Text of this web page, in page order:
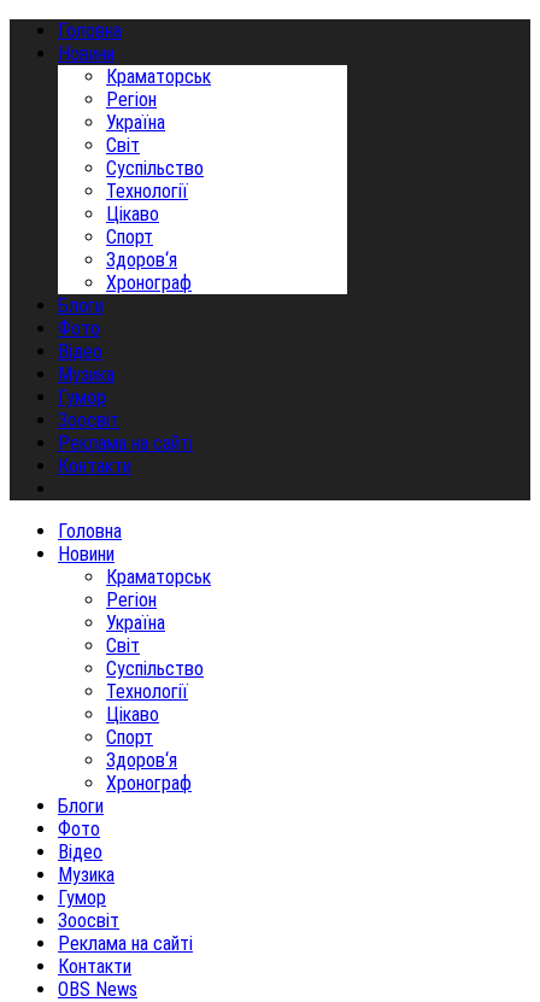
Головна
Новини
Краматорськ
Регіон
Україна
Світ
Суспільство
Технології
Цікаво
Спорт
Здоров‘я
Хронограф
Блоги
Фото
Відео
Музика
Гумор
Зоосвіт
Реклама на сайті
Контакти
Головна
Новини
Краматорськ
Регіон
Україна
Світ
Суспільство
Технології
Цікаво
Спорт
Здоров‘я
Хронограф
Блоги
Фото
Відео
Музика
Гумор
Зоосвіт
Реклама на сайті
Контакти
OBS News